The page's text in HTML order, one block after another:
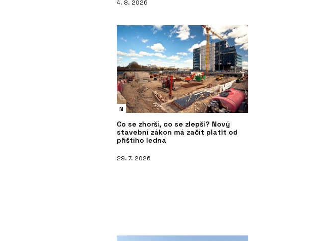
4. 8. 2026
N
Co se zhorší, co se zlepší? Nový
stavební zákon má začít platit od
příštího ledna
29. 7. 2026